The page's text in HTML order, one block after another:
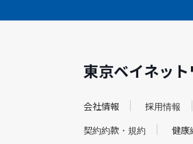
東京ベイネット
会社情報 採用情報
契約約款・規約 健康